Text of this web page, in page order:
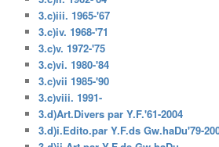
3.c)iii. 1965-'67
3.c)iv. 1968-'71
3.c)v. 1972-'75
3.c)vi. 1980-'84
3.c)vii 1985-'90
3.c)viii. 1991-
3.d)Art.Divers par Y.F.'61-2004
3.d)i.Edito.par Y.F.ds Gw.haDu'79-